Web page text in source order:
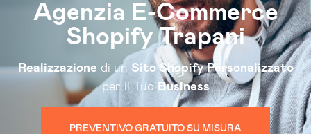
Agenzia E-Commerce
Shopify Trapani
Realizzazione di un Sito Shopify Personalizzato
per il Tuo Business
PREVENTIVO GRATUITO SU MISURA